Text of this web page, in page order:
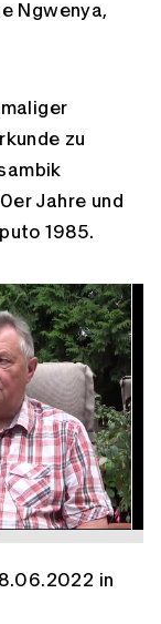
Ngwenya
zu
Jahre und
1985.
in